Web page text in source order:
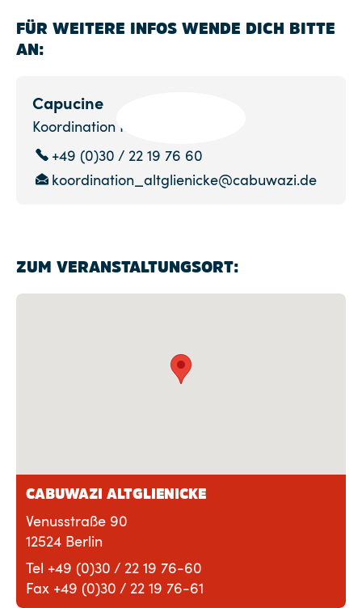
FÜR WEITERE INFOS WENDE DICH BITTE
AN:
Capucine
Koordination Kurse ab 9 Jahre
+49 (0)30 / 22 19 76 60
koordination_altglienicke@cabuwazi.de
ZUM VERANSTALTUNGSORT:
CABUWAZI ALTGLIENICKE
Venusstraße 90
12524 Berlin
Tel +49 (0)30 / 22 19 76-60
Fax +49 (0)30 / 22 19 76-61